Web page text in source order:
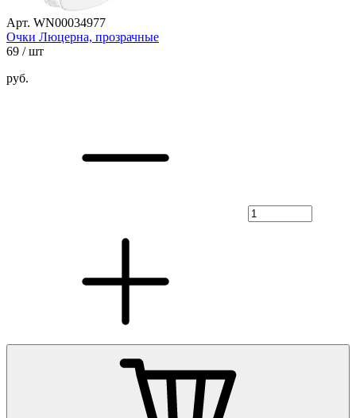
Арт. WN00034977
Очки Люцерна, прозрачные
69 / шт
руб.